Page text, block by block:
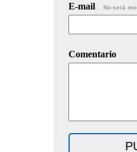
E-mail No será
Comentario